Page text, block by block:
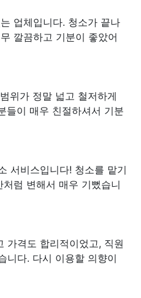
업체입니다. 청소가 끝나
깔끔하고 기분이 좋았어
위가 정말 넓고 철저하게
들이 매우 친절하셔서 기분
서비스입니다! 청소를 맡기
럼 변해서 매우 기뻤습니
가격도 합리적이었고, 직원
니다. 다시 이용할 의향이